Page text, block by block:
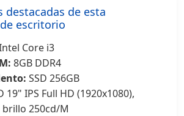
destacadas de esta
escritorio
Core i3
8GB DDR4
SSD 256GB
19" IPS Full HD (1920x1080),
brillo 250cd/M